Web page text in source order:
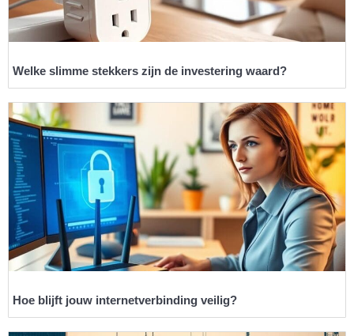
Welke slimme stekkers zijn de investering waard?
Hoe blijft jouw internetverbinding veilig?